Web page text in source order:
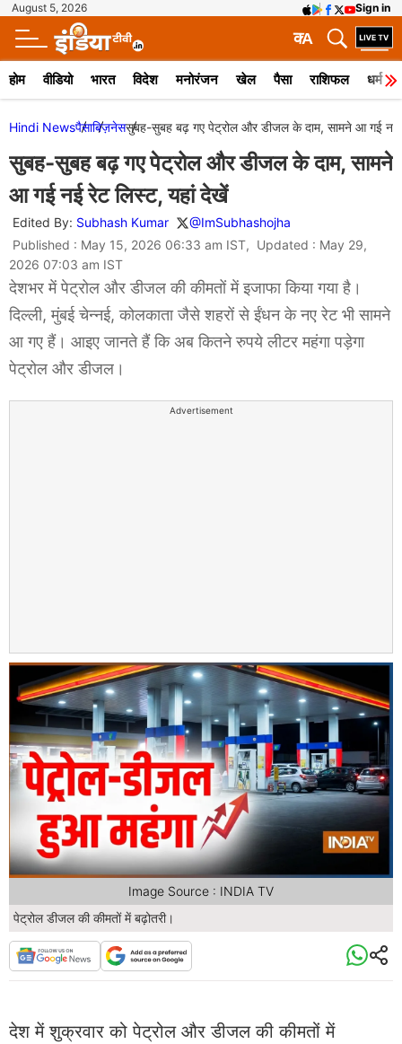
August 5, 2026 Sign in
A
क
होम वीडियो भारत विदेश मनोरंजन खेल पैसा राशिफल धर्म
Hindi Newsपैसाबिज़नेससुबह-सुबह बढ़ गए पेट्रोल और डीजल के दाम, सामने आ गई नई
सुबह-सुबह बढ़ गए पेट्रोल और डीजल के दाम, सामने
आ गई नई रेट लिस्ट, यहां देखें
Edited By: Subhash Kumar
@ImSubhashojha
Published : May 15, 2026 06:33 am IST, Updated : May 29,
2026 07:03 am IST
देशभर में पेट्रोल और डीजल की कीमतों में इजाफा किया गया है।
दिल्ली, मुंबई चेन्नई, कोलकाता जैसे शहरों से ईंधन के नए रेट भी सामने
आ गए हैं। आइए जानते हैं कि अब कितने रुपये लीटर महंगा पड़ेगा
पेट्रोल और डीजल।
Advertisement
पेट्रोल डीजल की कीमतों में बढ़ोतरी।
Image Source : INDIA TV
देश में शुक्रवार को पेट्रोल और डीजल की कीमतों में